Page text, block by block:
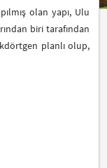
olan yapı, Ulu
biri tarafından
planlı olup,